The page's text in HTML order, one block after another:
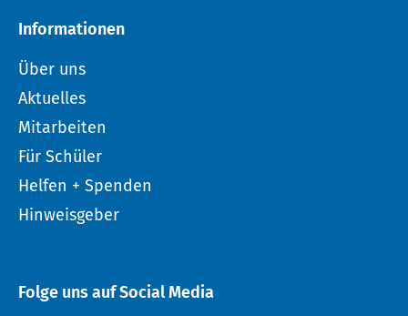
Informationen
Über uns
Aktuelles
Mitarbeiten
Für Schüler
Helfen + Spenden
Hinweisgeber
Folge uns auf Social Media